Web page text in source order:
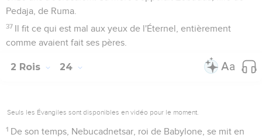
Pedaja, de Ruma.
37 Il fit ce qui est mal aux yeux de l'Éternel, entièrement
comme avaient fait ses pères.
2 Rois 24
Seuls les Évangiles sont disponibles en vidéo pour le moment.
1 De son temps, Nebucadnetsar, roi de Babylone, se mit en